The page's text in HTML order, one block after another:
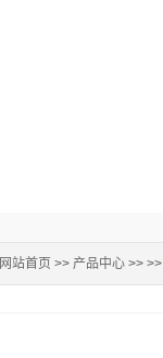
网站首页 >> 产品中心 >> >>